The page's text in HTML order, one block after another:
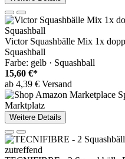
Victor Squashbälle Mix 1x
Squashball
Farbe: gelb · Squashball
15,60 €*
ab 4,39 € Versand
Marktplatz
Weitere Details